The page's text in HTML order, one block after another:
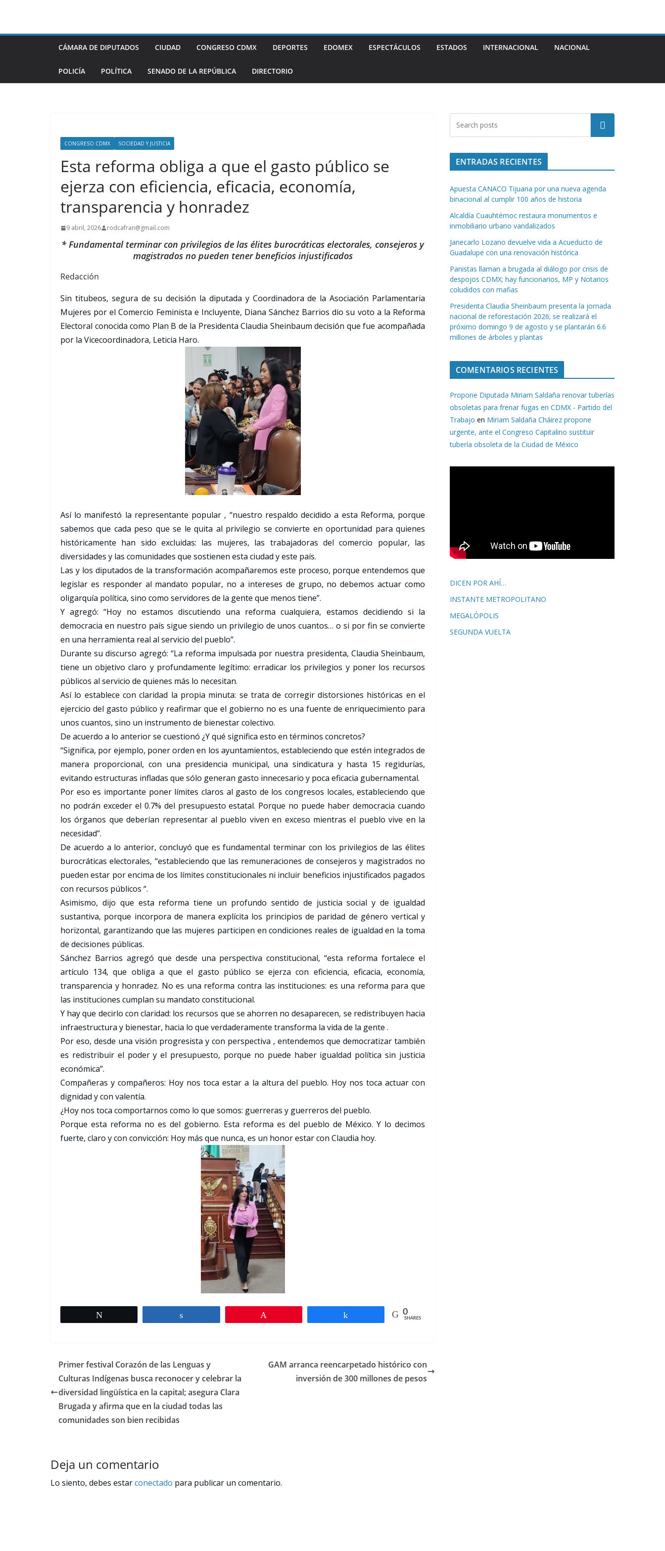
contenido
CÁMARA DE DIPUTADOS CIUDAD CONGRESO CDMX DEPORTES EDOMEX ESPECTÁCULOS ESTADOS INTERNACIONAL NACIONAL
POLICÍA POLÍTICA SENADO DE LA REPÚBLICA DIRECTORIO
CONGRESO CDMX SOCIEDAD Y JUSTICIA
Esta reforma obliga a que el gasto público se
ejerza con eficiencia, eficacia, economía,
transparencia y honradez
9 abril, 2026 rodcafran@gmail.com
* Fundamental terminar con privilegios de las élites burocráticas electorales, consejeros y
magistrados no pueden tener beneficios injustificados
Redacción
Sin titubeos, segura de su decisión la diputada y Coordinadora de la Asociación Parlamentaria
Mujeres por el Comercio Feminista e Incluyente, Diana Sánchez Barrios dio su voto a la Reforma
Electoral conocida como Plan B de la Presidenta Claudia Sheinbaum decisión que fue acompañada
por la Vicecoordinadora, Leticia Haro.
Así lo manifestó la representante popular , “nuestro respaldo decidido a esta Reforma, porque
sabemos que cada peso que se le quita al privilegio se convierte en oportunidad para quienes
históricamente han sido excluidas: las mujeres, las trabajadoras del comercio popular, las
diversidades y las comunidades que sostienen esta ciudad y este país.
Las y los diputados de la transformación acompañaremos este proceso, porque entendemos que
legislar es responder al mandato popular, no a intereses de grupo, no debemos actuar como
oligarquía política, sino como servidores de la gente que menos tiene”.
Y agregó: “Hoy no estamos discutiendo una reforma cualquiera, estamos decidiendo si la
democracia en nuestro país sigue siendo un privilegio de unos cuantos… o si por fin se convierte
en una herramienta real al servicio del pueblo”.
Durante su discurso agregó: “La reforma impulsada por nuestra presidenta, Claudia Sheinbaum,
tiene un objetivo claro y profundamente legítimo: erradicar los privilegios y poner los recursos
públicos al servicio de quienes más lo necesitan.
Así lo establece con claridad la propia minuta: se trata de corregir distorsiones históricas en el
ejercicio del gasto público y reafirmar que el gobierno no es una fuente de enriquecimiento para
unos cuantos, sino un instrumento de bienestar colectivo.
De acuerdo a lo anterior se cuestionó ¿Y qué significa esto en términos concretos?
“Significa, por ejemplo, poner orden en los ayuntamientos, estableciendo que estén integrados de
manera proporcional, con una presidencia municipal, una sindicatura y hasta 15 regidurías,
evitando estructuras infladas que sólo generan gasto innecesario y poca eficacia gubernamental.
Por eso es importante poner límites claros al gasto de los congresos locales, estableciendo que
no podrán exceder el 0.7% del presupuesto estatal. Porque no puede haber democracia cuando
los órganos que deberían representar al pueblo viven en exceso mientras el pueblo vive en la
necesidad”.
De acuerdo a lo anterior, concluyó que es fundamental terminar con los privilegios de las élites
burocráticas electorales, “estableciendo que las remuneraciones de consejeros y magistrados no
pueden estar por encima de los límites constitucionales ni incluir beneficios injustificados pagados
con recursos públicos “.
Asimismo, dijo que esta reforma tiene un profundo sentido de justicia social y de igualdad
sustantiva, porque incorpora de manera explícita los principios de paridad de género vertical y
horizontal, garantizando que las mujeres participen en condiciones reales de igualdad en la toma
de decisiones públicas.
Sánchez Barrios agregó que desde una perspectiva constitucional, “esta reforma fortalece el
artículo 134, que obliga a que el gasto público se ejerza con eficiencia, eficacia, economía,
transparencia y honradez. No es una reforma contra las instituciones: es una reforma para que
las instituciones cumplan su mandato constitucional.
Y hay que decirlo con claridad: los recursos que se ahorren no desaparecen, se redistribuyen hacia
infraestructura y bienestar, hacia lo que verdaderamente transforma la vida de la gente .
Por eso, desde una visión progresista y con perspectiva , entendemos que democratizar también
es redistribuir el poder y el presupuesto, porque no puede haber igualdad política sin justicia
económica”.
Compañeras y compañeros: Hoy nos toca estar a la altura del pueblo. Hoy nos toca actuar con
dignidad y con valentía.
¿Hoy nos toca comportarnos como lo que somos: guerreras y guerreros del pueblo.
Porque esta reforma no es del gobierno. Esta reforma es del pueblo de México. Y lo decimos
fuerte, claro y con convicción: Hoy más que nunca, es un honor estar con Claudia hoy.
0
SHARES
Primer festival Corazón de las Lenguas y
Culturas Indígenas busca reconocer y celebrar la
diversidad lingüística en la capital; asegura Clara
Brugada y afirma que en la ciudad todas las
comunidades son bien recibidas
GAM arranca reencarpetado histórico con
inversión de 300 millones de pesos
Deja un comentario
Lo siento, debes estarconectado para publicar un comentario.
Buscar
ENTRADAS RECIENTES
Apuesta CANACO Tijuana por una nueva agenda
binacional al cumplir 100 años de historia
Alcaldía Cuauhtémoc restaura monumentos e
inmobiliario urbano vandalizados
Janecarlo Lozano devuelve vida a Acueducto de
Guadalupe con una renovación histórica
Panistas llaman a brugada al diálogo por crisis de
despojos CDMX; hay funcionarios, MP y Notarios
coludidos con mafias
Presidenta Claudia Sheinbaum presenta la jornada
nacional de reforestación 2026; se realizará el
próximo domingo 9 de agosto y se plantarán 6.6
millones de árboles y plantas
COMENTARIOS RECIENTES
Propone Diputada Miriam Saldaña renovar tuberías
obsoletas para frenar fugas en CDMX - Partido del
Trabajo en Miriam Saldaña Cháirez propone
urgente, ante el Congreso Capitalino sustituir
tubería obsoleta de la Ciudad de México
DICEN POR AHÍ…
INSTANTE METROPOLITANO
MEGALÓPOLIS
SEGUNDA VUELTA